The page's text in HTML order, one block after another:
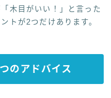
木目がいい！」と言った
トが2つだけあります。
のアドバイス